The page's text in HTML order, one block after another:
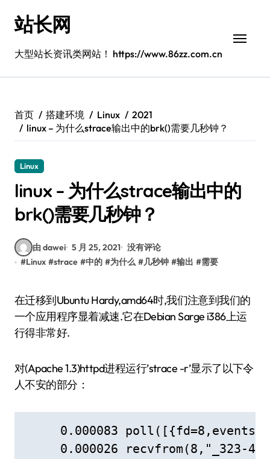
站长网
大型站长资讯类网站！ https://www.86zz.com.cn
首页 搭建环境 Linux
2021
linux – 为什么strace输出中的brk()需要几秒钟？
Linux
linux – 为什么strace输出中的
brk()需要几秒钟？
由 dawei 5 月 25, 2021 没有评论
#Linux #strace #中的 #为什么 #几秒钟 #输出 #需要
在迁移到Ubuntu Hardy,amd64时,我们注意到我们的
一个应用程序显着减速.它在Debian Sarge i386上运
行得非常好.
对(Apache 1.3)httpd进程运行’strace -r’显示了以下令
人不安的部分：
0.000083
0.000026 recvfrom(8,"_323-